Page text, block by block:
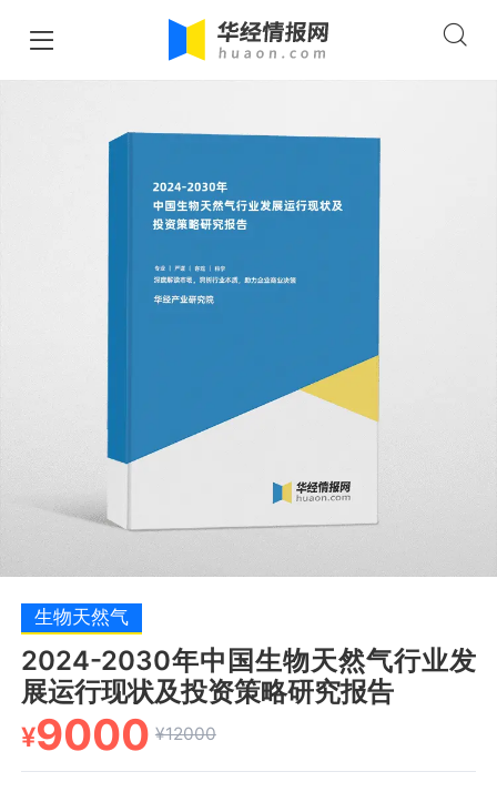
生物天然气
2024-2030年中国生物天然气行业发
展运行现状及投资策略研究报告
¥9000 ¥12000